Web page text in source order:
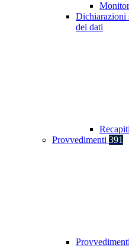
Dichiarazioni
dei dati
Provvedimenti 391